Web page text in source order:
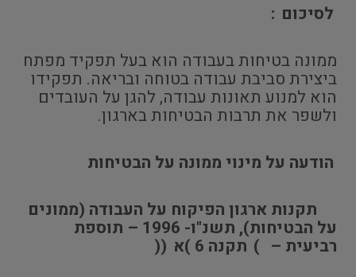
לסיכום :
ממונה בטיחות בעבודה הוא בעל תפקיד מפתח
ביצירת סביבת עבודה בטוחה ובריאה. תפקידו
הוא למנוע תאונות עבודה, להגן על העובדים
ולשפר את תרבות הבטיחות בארגון.
הודעה על מינוי ממונה על הבטיחות
תקנות ארגון הפיקוח על העבודה (ממונים
על הבטיחות), תשנ"ו- 1996 – תוספת
רביעית – ) תקנה 6 )א
((